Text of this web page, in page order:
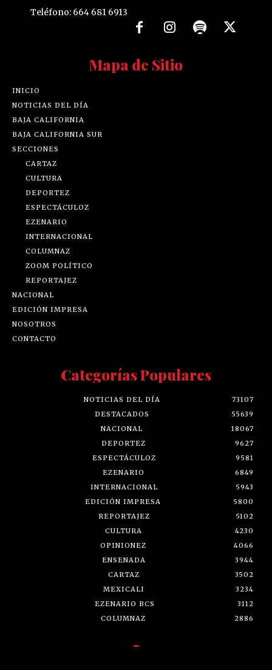
Teléfono: 664 681 6913
Mapa de Sitio
INICIO
NOTICIAS DEL DÍA
BAJA CALIFORNIA
BAJA CALIFORNIA SUR
SECCIONES
CARTAZ
CULTURA
DEPORTEZ
ESPECTÁCULOZ
EZENARIO
INTERNACIONAL
COLUMNAZ
ZOOM POLÍTICO
REPORTAJEZ
NACIONAL
EDICIÓN IMPRESA
NOSOTROS
CONTACTO
Categorías Populares
NOTICIAS DEL DÍA
73107
DESTACADOS
55639
NACIONAL
18067
DEPORTEZ
9627
ESPECTÁCULOZ
9581
EZENARIO
6849
INTERNACIONAL
5943
EDICIÓN IMPRESA
5800
REPORTAJEZ
5102
CULTURA
4230
OPINIONEZ
4066
ENSENADA
3944
CARTAZ
3502
MEXICALI
3234
EZENARIO BCS
3112
COLUMNAZ
2886
-